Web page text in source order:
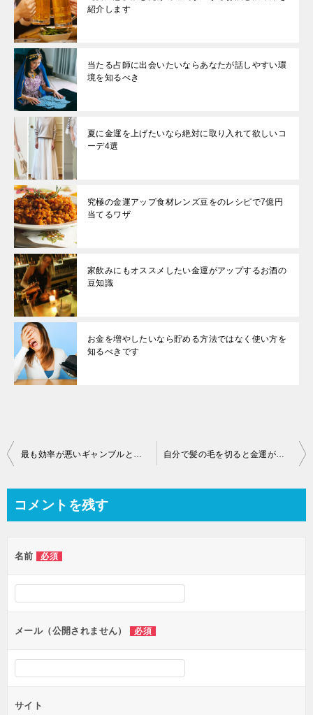
紹介します
当たる占師に出会いたいならあなたが話しやすい環
境を知るべき
夏に金運を上げたいなら絶対に取り入れて欲しいコ
ーデ4選
究極の金運アップ食材レンズ豆をのレシピで7億円
当てるワザ
家飲みにもオススメしたい金運がアップするお酒の
豆知識
お金を増やしたいなら貯める方法ではなく使い方を
知るべきです
最も効率が悪いギャンブルと知っても宝くじを買う人向けの動画 自分で髪の毛を切ると金運がリセットできるのは都市伝説？
コメントを残す
名前 必須
メール（公開されません） 必須
サイト